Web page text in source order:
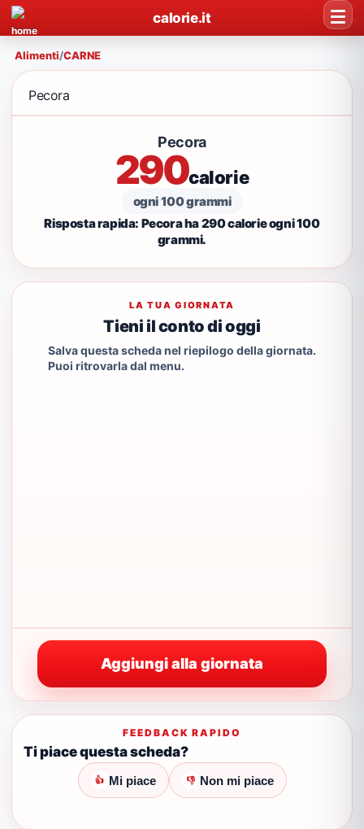
calorie.it
Alimenti/CARNE
Pecora
Pecora
290calorie
ogni 100 grammi
Risposta rapida: Pecora ha 290 calorie ogni 100
grammi.
LA TUA GIORNATA
Tieni il conto di oggi
Salva questa scheda nel riepilogo della giornata.
Puoi ritrovarla dal menu.
Aggiungi alla giornata
FEEDBACK RAPIDO
Ti piace questa scheda?
👍 Mi piace 👎 Non mi piace